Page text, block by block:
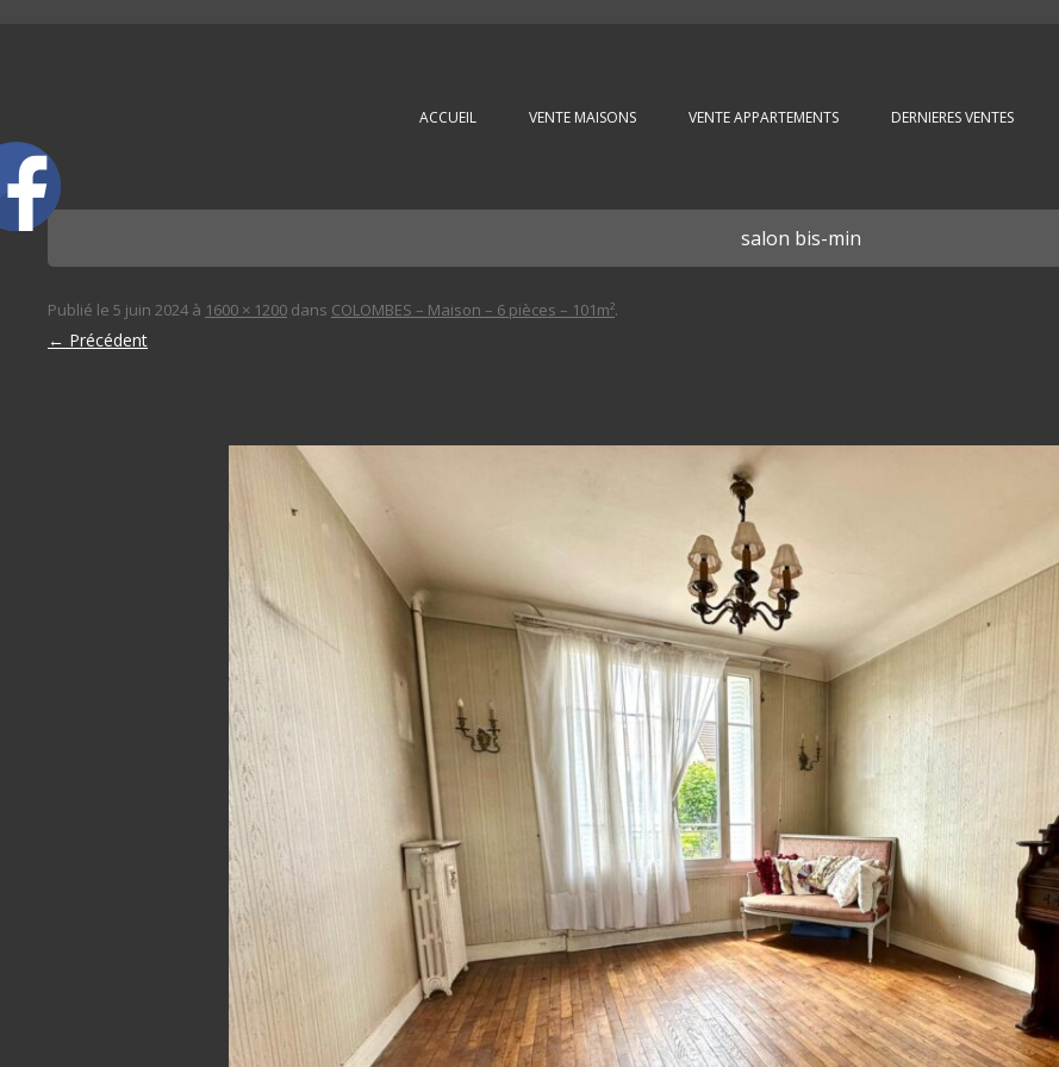
ACCUEIL VENTE MAISONS VENTE APPARTEMENTS DERNIERES VENTES
salon bis-min
Publié le 5 juin 2024 à 1600 × 1200 dans COLOMBES – Maison – 6 pièces – 101m².
← Précédent